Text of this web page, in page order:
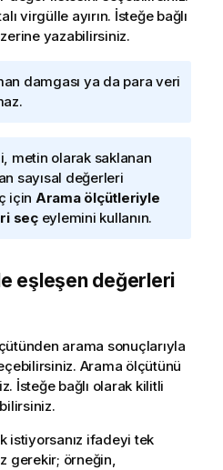
virgülle ayırın. İsteğe bağlı
yazabilirsiniz.
damgası ya da para veri
metin olarak saklanan
sayısal değerleri
için Arama ölçütleriyle
seçeylemini kullanın.
eşleşen değerleri
arama sonuçlarıyla
Arama ölçütünü
İsteğe bağlı olarak kilitli
istiyorsanız ifadeyi tek
gerekir; örneğin,